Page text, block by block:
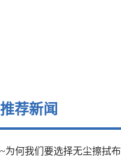
推荐新闻
~为何我们要选择无尘擦拭布